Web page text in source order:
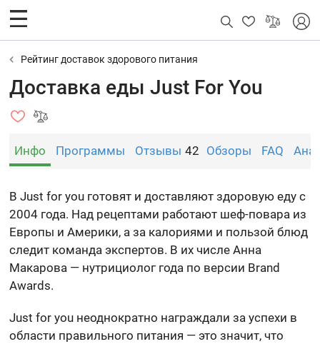
Рейтинг доставок здорового питания
Доставка еды Just For You
Инфо Программы Отзывы 42 Обзоры FAQ
В Just for you готовят и доставляют здоровую еду с
2004 года. Над рецептами работают шеф-повара из
Европы и Америки, а за калориями и пользой блюд
следит команда экспертов. В их числе Анна
Макарова — нутрициолог года по версии Brand
Awards.
Just for you неоднократно награждали за успехи в
области правильного питания — это значит, что